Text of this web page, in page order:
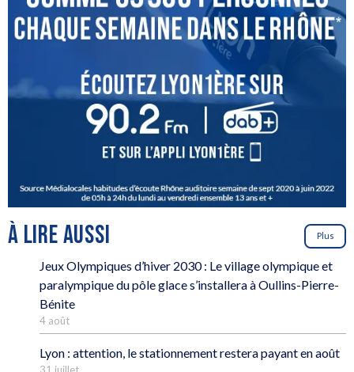
À LIRE AUSSI Plus
Jeux Olympiques d’hiver 2030 : Le village olympique et
paralympique du pôle glace s’installera à Oullins-Pierre-
Bénite
4 août
Lyon : attention, le stationnement restera payant en août